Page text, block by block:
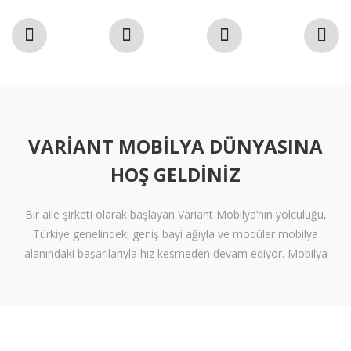
VARIANT MOBILYA DÜNYASINA
HOŞ GELDINIZ
Bir aile şirketi olarak başlayan Variant Mobilya’nın yolculuğu,
Türkiye genelindeki geniş bayi ağıyla ve modüler mobilya
alanındaki başarılarıyla hız kesmeden devam ediyor. Mobilya